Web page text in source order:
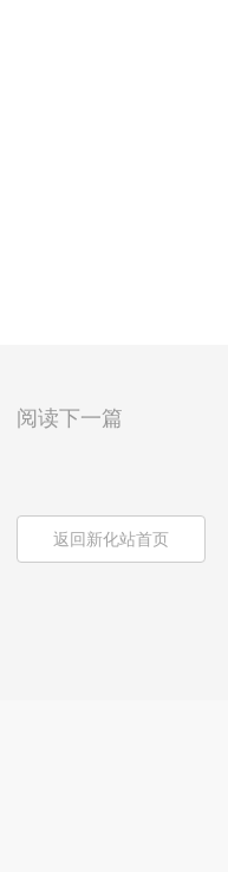
阅读下一篇
返回新化站首页